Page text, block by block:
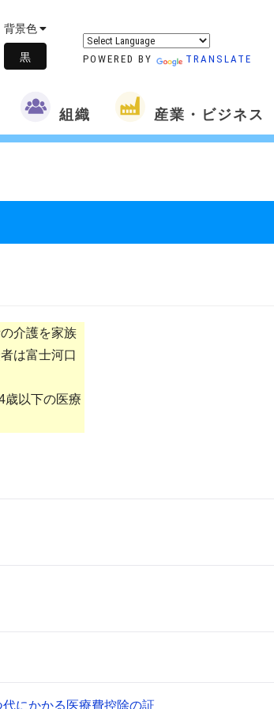
背景色
POWERED BY TRANSLATE
組織 産業・ビジネス
介護を家族
は富士河口
以下の医療
にかかる医療費控除の証